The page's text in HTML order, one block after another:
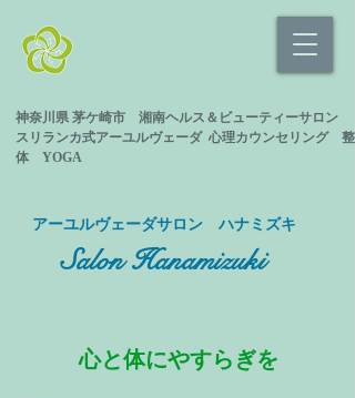
神奈川県 茅ケ崎市 湘南ヘルス＆ビューティーサロン
スリランカ式アーユルヴェーダ 心理カウンセリング 整
体 YOGA
​アーユルヴェーダサロン ハナミズキ
Salon Hanamizuki
心と体にやすらぎを